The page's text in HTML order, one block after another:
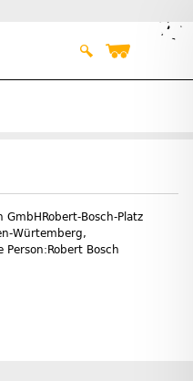
Bosch-Platz
Würtemberg,
Bosch